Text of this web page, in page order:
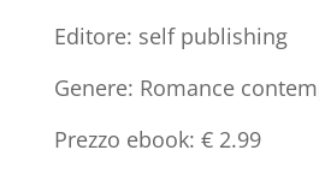
Editore: self publishing
Genere: Romance
Prezzo ebook: € 2.99